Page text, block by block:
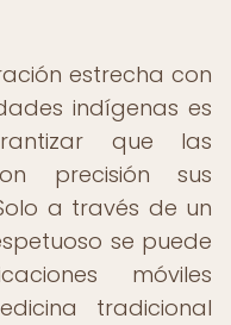
estrecha con
indígenas es
que las
precisión sus
a través de un
se puede
móviles
tradicional